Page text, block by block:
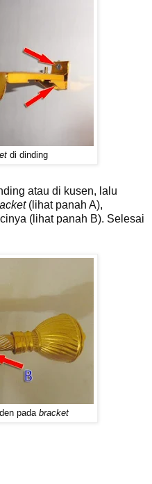
di dinding
atau di kusen, lalu
(lihat panah A),
(lihat panah B). Selesai
pada bracket